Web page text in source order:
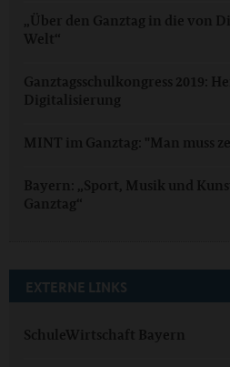
„Über den Ganztag in die von
Welt“
Ganztagsschulkongress 2019:
Digitalisierung
MINT im Ganztag: "Man muss
Bayern: „Sport, Musik und
Ganztag“
EXTERNE LINKS
SchuleWirtschaft Bayern